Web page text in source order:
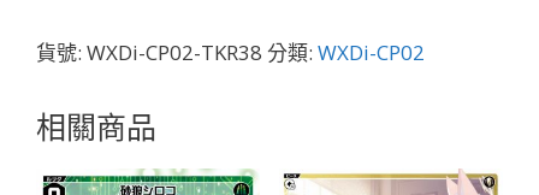
各
ヒ
貨號: WXDi-CP02-TKR38 分類: WXDi-CP02
相關商品